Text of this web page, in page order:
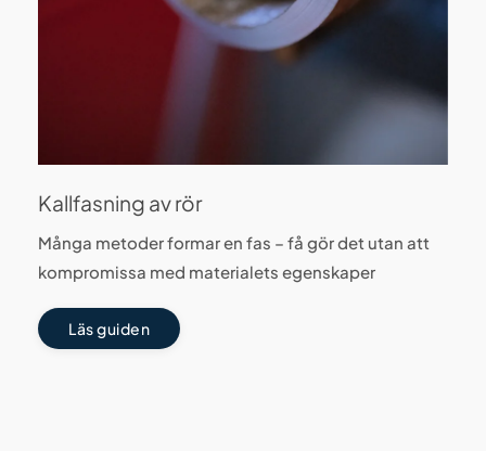
Kallfasning av rör
Många metoder formar en fas – få gör det utan att
kompromissa med materialets egenskaper
Läs guiden